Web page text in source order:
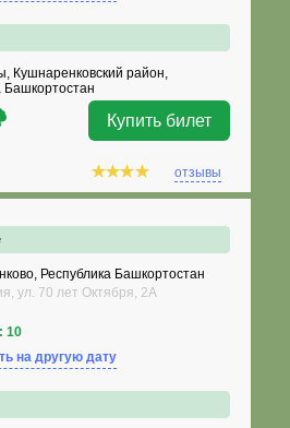
Кушнаренковский район,
Башкортостан
Купить билет
отзывы
Республика Башкортостан
ул. 70 лет Октября, 2А
10
на другую дату